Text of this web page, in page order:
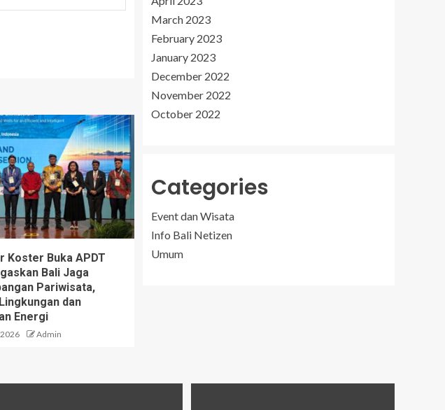
Koster Buka APDT
Bali Jaga
Pariwisata,
dan
Energi
Admin
March 2023
February 2023
January 2023
December 2022
November 2022
October 2022
Categories
Event dan Wisata
Info Bali Netizen
Umum